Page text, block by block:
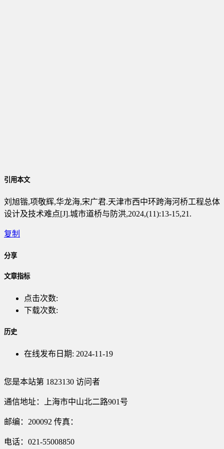
引用本文
刘旭锴,项敬辉,华龙海,宋广君.天津市西中环跨海河桥工程总体
设计及技术难点[J].城市道桥与防洪,2024,(11):13-15,21.
复制
分享
文章指标
点击次数:
下载次数:
历史
在线发布日期: 2024-11-19
您是本站第 1823130 访问者
通信地址：上海市中山北二路901号
邮编：200092 传真：
电话：021-55008850